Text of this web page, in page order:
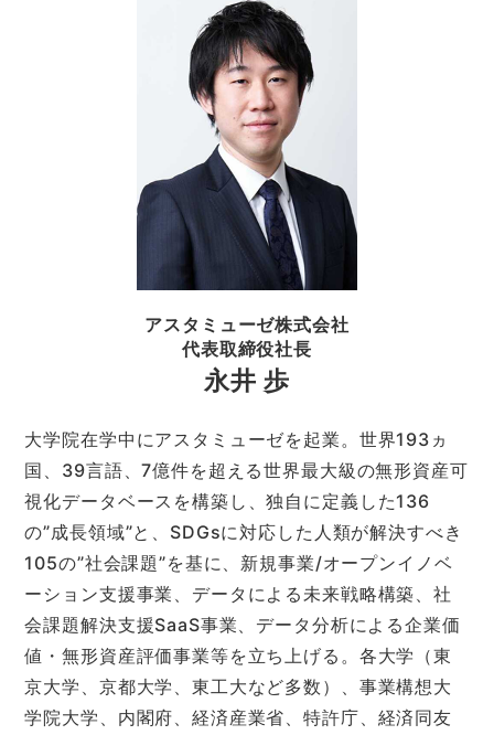
アスタミューゼ株式会社
代表取締役社長
永井 歩
大学院在学中にアスタミューゼを起業。世界193ヵ
国、39言語、7億件を超える世界最大級の無形資産可
視化データベースを構築し、独自に定義した136
の”成長領域”と、SDGsに対応した人類が解決すべき
105の”社会課題”を基に、新規事業/オープンイノベ
ーション支援事業、データによる未来戦略構築、社
会課題解決支援SaaS事業、データ分析による企業価
値・無形資産評価事業等を立ち上げる。各大学（東
京大学、京都大学、東工大など多数）、事業構想大
学院大学、内閣府、経済産業省、特許庁、経済同友